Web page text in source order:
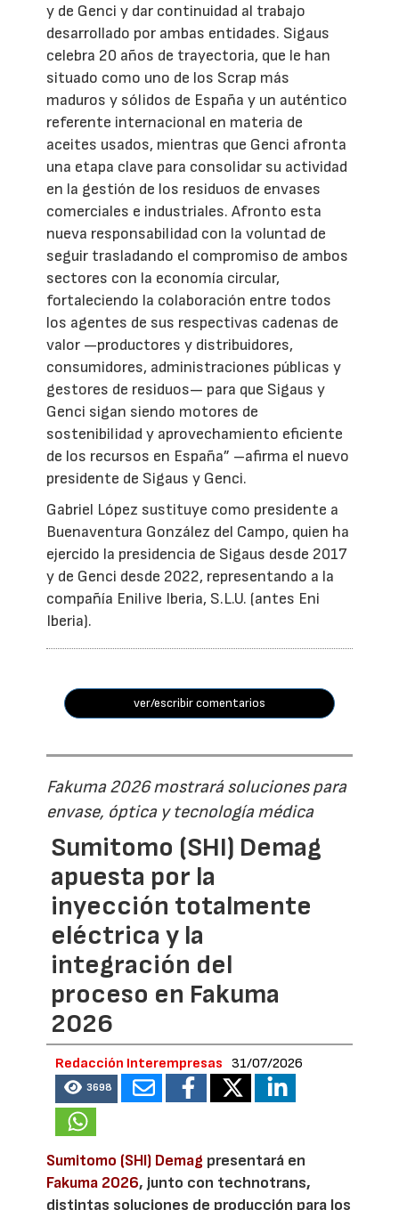
y de Genci y dar continuidad al trabajo
desarrollado por ambas entidades. Sigaus
celebra 20 años de trayectoria, que le han
situado como uno de los Scrap más
maduros y sólidos de España y un auténtico
referente internacional en materia de
aceites usados, mientras que Genci afronta
una etapa clave para consolidar su actividad
en la gestión de los residuos de envases
comerciales e industriales. Afronto esta
nueva responsabilidad con la voluntad de
seguir trasladando el compromiso de ambos
sectores con la economía circular,
fortaleciendo la colaboración entre todos
los agentes de sus respectivas cadenas de
valor —productores y distribuidores,
consumidores, administraciones públicas y
gestores de residuos— para que Sigaus y
Genci sigan siendo motores de
sostenibilidad y aprovechamiento eficiente
de los recursos en España” –afirma el nuevo
presidente de Sigaus y Genci.
Gabriel López sustituye como presidente a
Buenaventura González del Campo, quien ha
ejercido la presidencia de Sigaus desde 2017
y de Genci desde 2022, representando a la
compañía Enilive Iberia, S.L.U. (antes Eni
Iberia).
ver/escribir comentarios
Fakuma 2026 mostrará soluciones para
envase, óptica y tecnología médica
Sumitomo (SHI) Demag
apuesta por la
inyección totalmente
eléctrica y la
integración del
proceso en Fakuma
2026
Redacción Interempresas 31/07/2026
3698
Sumitomo (SHI) Demag presentará en
Fakuma 2026, junto con technotrans,
distintas soluciones de producción para los